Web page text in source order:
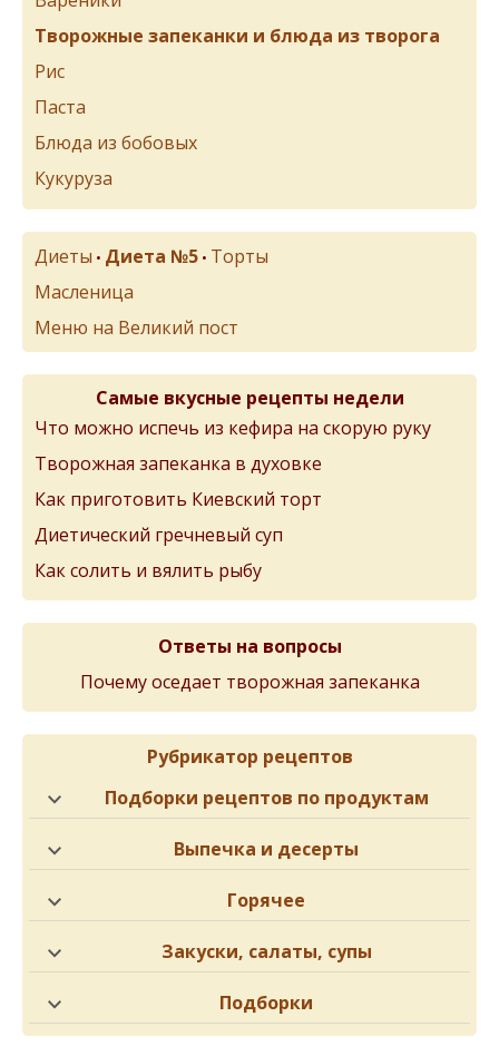
Творожные запеканки и блюда из творога
Рис
Паста
Блюда из бобовых
Кукуруза
Диеты • Диета №5 • Торты
Масленица
Меню на Великий пост
Самые вкусные рецепты недели
Что можно испечь из кефира на скорую руку
Творожная запеканка в духовке
Как приготовить Киевский торт
Диетический гречневый суп
Как солить и вялить рыбу
Ответы на вопросы
Почему оседает творожная запеканка
Рубрикатор рецептов
Подборки рецептов по продуктам
Выпечка и десерты
Горячее
Закуски, салаты, супы
Подборки